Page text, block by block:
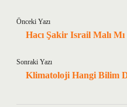
Önceki Yazı
Hacı Şakir Israil Malı Mı
Sonraki Yazı
Klimatoloji Hangi Bilim